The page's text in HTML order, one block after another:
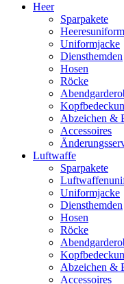
Heer
Sparpakete
Heeresuniform
Uniformjacke
Diensthemden
Hosen
Röcke
Abzeichen &
Accessoires
Luftwaffe
Sparpakete
Uniformjacke
Diensthemden
Hosen
Röcke
Abzeichen &
Accessoires